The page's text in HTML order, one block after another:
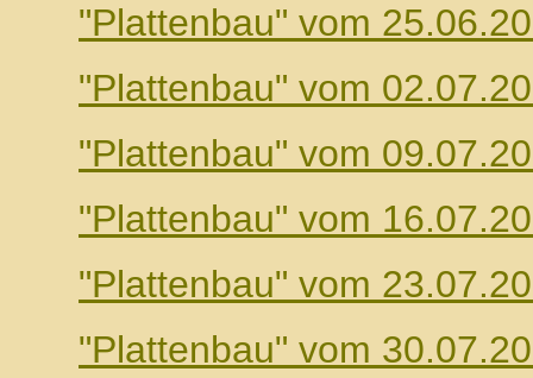
"Plattenbau" vom
"Plattenbau" vom
"Plattenbau" vom
"Plattenbau" vom
"Plattenbau" vom
"Plattenbau" vom